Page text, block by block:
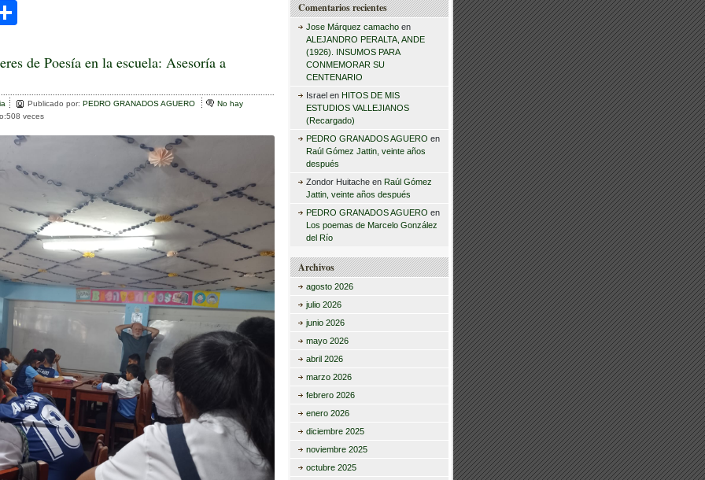
m
p
ar
tir
de Poesía en la escuela: Asesoría a
Publicado por: PEDRO GRANADOS AGUERO
No hay
veces
Comentarios recientes
Jose Márquez camachoen
ALEJANDRO PERALTA, ANDE
(1926). INSUMOS PARA
CONMEMORAR SU
CENTENARIO
Israelen HITOS DE MIS
ESTUDIOS VALLEJIANOS
(Recargado)
PEDRO GRANADOS AGUERO en
Raúl Gómez Jattin, veinte años
después
Zondor Huitacheen Raúl Gómez
Jattin, veinte años después
PEDRO GRANADOS AGUERO en
Los poemas de Marcelo González
del Río
Archivos
agosto 2026
julio 2026
junio 2026
mayo 2026
abril 2026
marzo 2026
febrero 2026
enero 2026
diciembre 2025
noviembre 2025
octubre 2025